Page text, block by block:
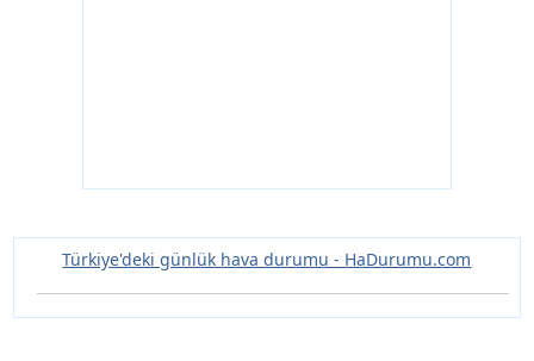
Türkiye'deki günlük hava durumu - HaDurumu.com